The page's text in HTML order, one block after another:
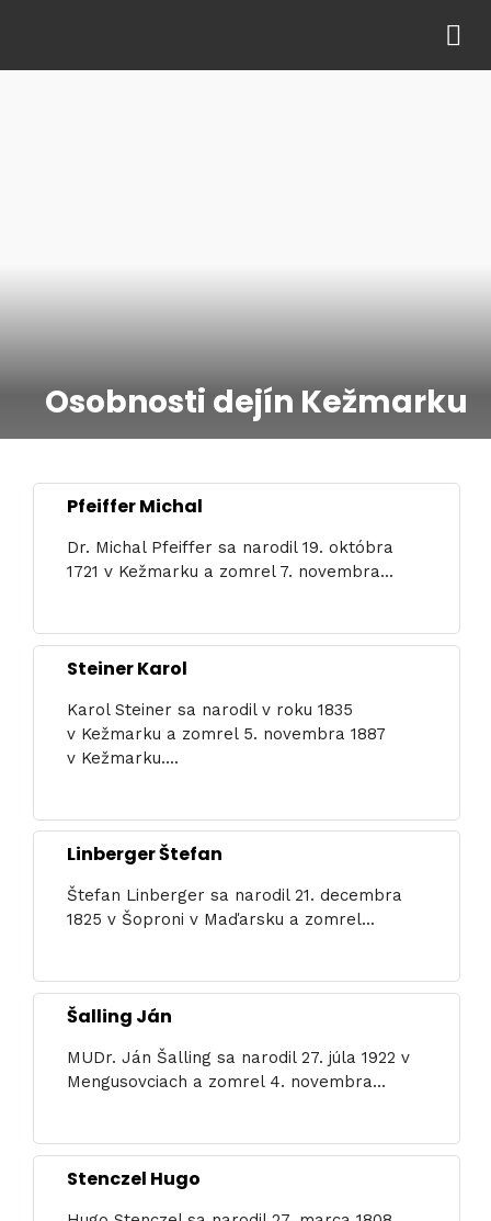
Osobnosti dejín Kežmarku
Pfeiffer Michal
Dr. Michal Pfeiffer sa narodil 19. októbra
1721 v Kežmarku a zomrel 7. novembra...
Steiner Karol
Karol Steiner sa narodil v roku 1835
v Kežmarku a zomrel 5. novembra 1887
v Kežmarku....
Linberger Štefan
Štefan Linberger sa narodil 21. decembra
1825 v Šoproni v Maďarsku a zomrel...
Šalling Ján
MUDr. Ján Šalling sa narodil 27. júla 1922 v
Mengusovciach a zomrel 4. novembra...
Stenczel Hugo